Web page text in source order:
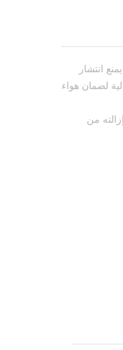
انتشار
لضمان هواء
من